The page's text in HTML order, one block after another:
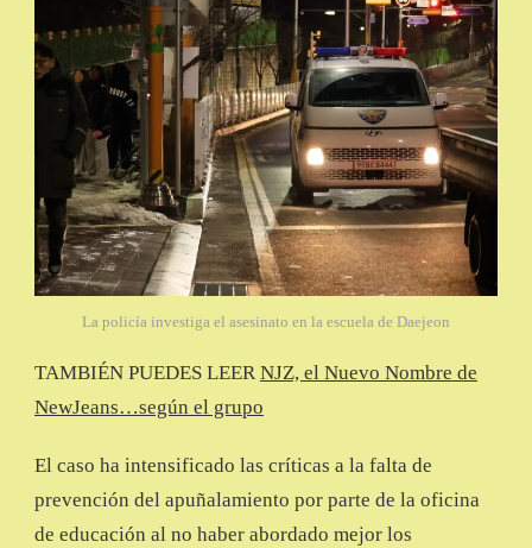
La policía investiga el asesinato en la escuela de Daejeon
TAMBIÉN PUEDES LEERNJZ, el Nuevo Nombre de
NewJeans…según el grupo
El caso ha intensificado las críticas a la falta de
prevención del apuñalamiento por parte de la oficina
de educación al no haber abordado mejor los